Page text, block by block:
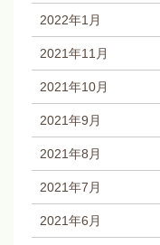
2022年1月
2021年11月
2021年10月
2021年9月
2021年8月
2021年7月
2021年6月